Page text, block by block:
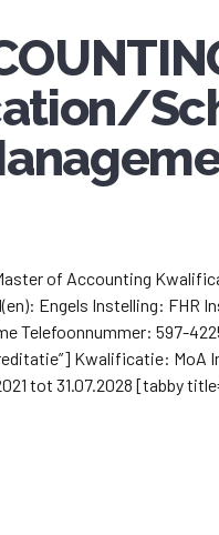
of Accounting
Engels Instelling: FHR
Telefoonnummer: 597-
Kwalificatie: MoA
tot 31.07.2028 [tabby